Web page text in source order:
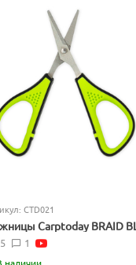
CTD021
Carptoday BRAID
1
5